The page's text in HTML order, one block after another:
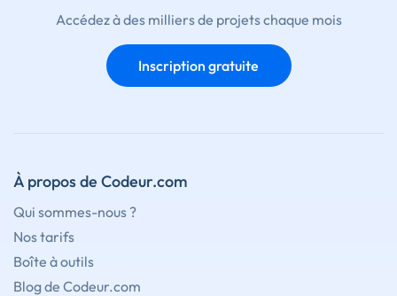
Accédez à des milliers de projets chaque mois
Inscription gratuite
À propos de Codeur.com
Qui sommes-nous ?
Nos tarifs
Boîte à outils
Blog de Codeur.com